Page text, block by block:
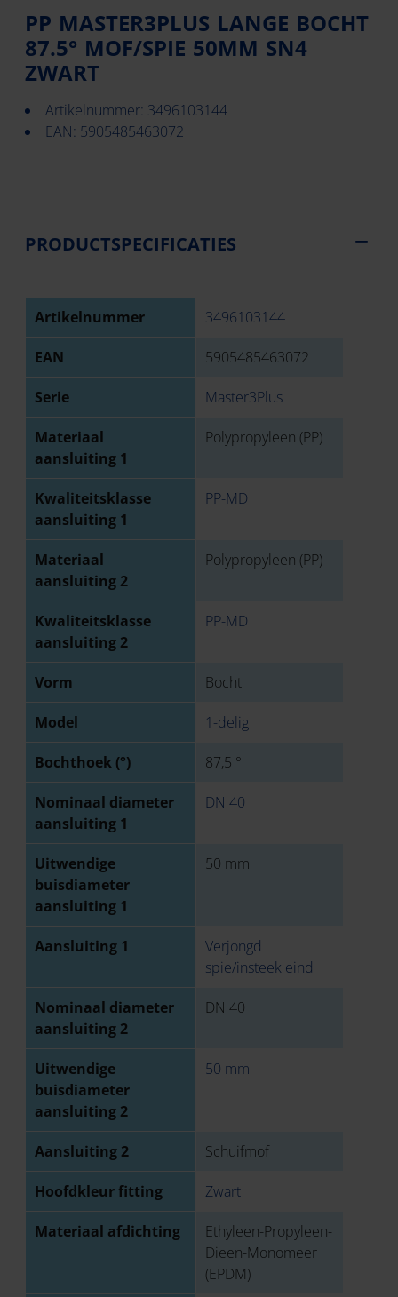
PP MASTER3PLUS LANGE BOCHT
87.5° MOF/SPIE 50MM SN4
ZWART
Artikelnummer: 3496103144
EAN: 5905485463072
PRODUCTSPECIFICATIES
Artikelnummer 3496103144
EAN 5905485463072
Serie Master3Plus
Materiaal
aansluiting 1
Polypropyleen (PP)
Kwaliteitsklasse
aansluiting 1
PP-MD
Materiaal
aansluiting 2
Polypropyleen (PP)
Kwaliteitsklasse
aansluiting 2
PP-MD
Vorm Bocht
Model 1-delig
Bochthoek (°) 87,5 °
Nominaal diameter
aansluiting 1
DN 40
Uitwendige
buisdiameter
aansluiting 1
50 mm
Aansluiting 1
Verjongd
spie/insteek eind
Nominaal diameter
aansluiting 2
DN 40
Uitwendige
buisdiameter
aansluiting 2
50 mm
Aansluiting 2 Schuifmof
Hoofdkleur fitting Zwart
Materiaal afdichting
Ethyleen-Propyleen-
Dieen-Monomeer
(EPDM)